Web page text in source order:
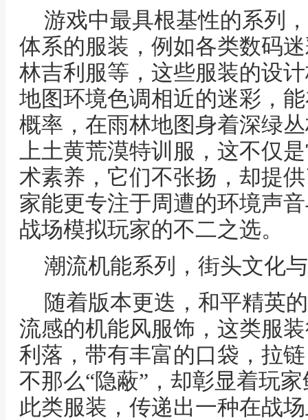
游戏中最具根基性的系列
体系的服装，例如各类数码
林吉利服等，这些服装的设
地图环境色调相近的迷彩，
概率，在雨林地图身着深绿
上土黄荒漠特训服，这不仅
术素养，它们不张扬，却提
家能更专注于周遭的环境声
战场模拟玩家的不二之选。
潮流机能系列，街头文化
随着版本更迭，和平精英
流感的机能风服饰，这类服
利落，带有丰富的口袋，拉
不那么“隐蔽”，却彰显着玩
此类服装，传递出一种在战